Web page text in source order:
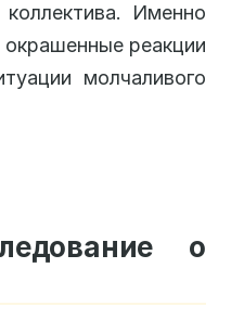
Именно
реакции
молчаливого
о